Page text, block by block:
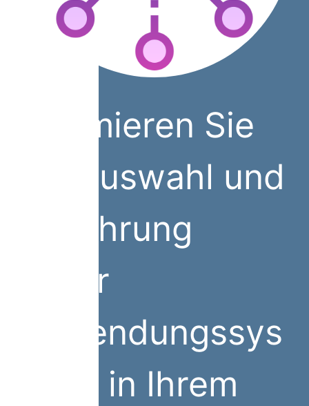
Optimieren Sie
die Auswahl und
Einführung
neuer
Anwendungssys
teme in Ihrem